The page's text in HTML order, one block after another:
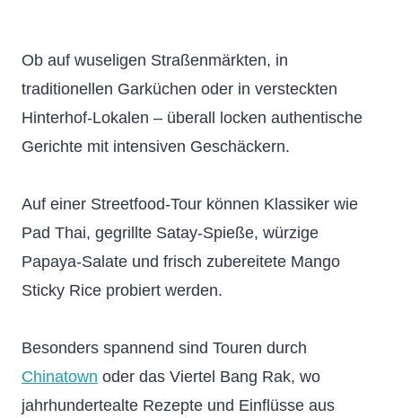
Ob auf wuseligen Straßenmärkten, in
traditionellen Garküchen oder in versteckten
Hinterhof-Lokalen – überall locken authentische
Gerichte mit intensiven Geschäckern.
Auf einer Streetfood-Tour können Klassiker wie
Pad Thai, gegrillte Satay-Spieße, würzige
Papaya-Salate und frisch zubereitete Mango
Sticky Rice probiert werden.
Besonders spannend sind Touren durch
Chinatown oder das Viertel Bang Rak, wo
jahrhundertealte Rezepte und Einflüsse aus